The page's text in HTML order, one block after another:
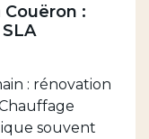
:
: rénovation
souvent